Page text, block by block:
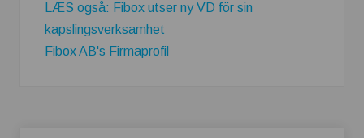
LÆS også: Fibox utser ny VD för sin
kapslingsverksamhet
Fibox AB's Firmaprofil